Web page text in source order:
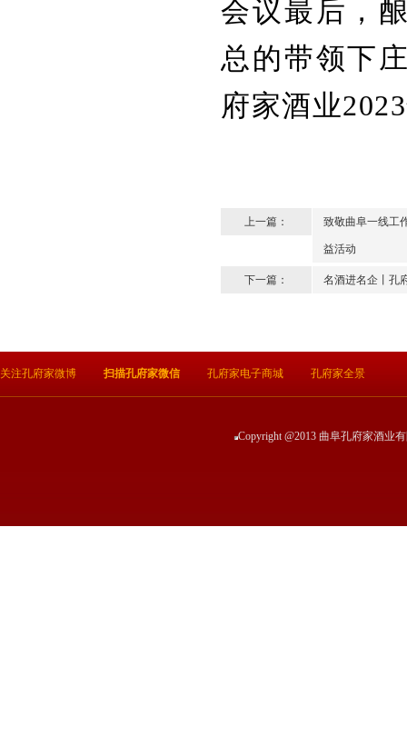
会议最后，
总的带领下
府家酒业
上一篇： 致敬曲阜一线工
益活动
下一篇： 名酒进名企丨孔
关注孔府家微博 扫描孔府家微信 孔府家电子商城 孔府家全景
Copyright @2013 曲阜孔府家酒业